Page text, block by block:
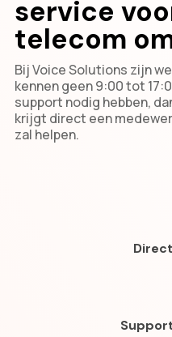
service
telecom
Bij Voice Solutions zijn
kennen geen 9:00 tot
support nodig hebben,
krijgt direct een
zal helpen.